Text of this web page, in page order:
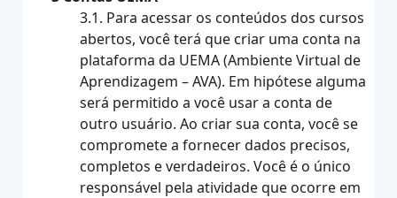
3.1. Para acessar os conteúdos dos cursos
abertos, você terá que criar uma conta na
plataforma da UEMA (Ambiente Virtual de
Aprendizagem – AVA). Em hipótese alguma
será permitido a você usar a conta de
outro usuário. Ao criar sua conta, você se
compromete a fornecer dados precisos,
completos e verdadeiros. Você é o único
responsável pela atividade que ocorre em